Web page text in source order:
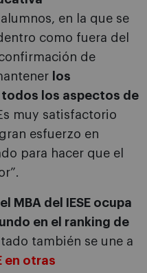
en la que se
como fuera del
de
los
los aspectos de
muy satisfactorio
esfuerzo en
para hacer que el
MBA del IESE ocupa
en el ranking de
también se une a
en otras